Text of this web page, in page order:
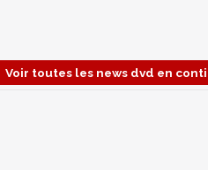
Voir toutes les news dvd en